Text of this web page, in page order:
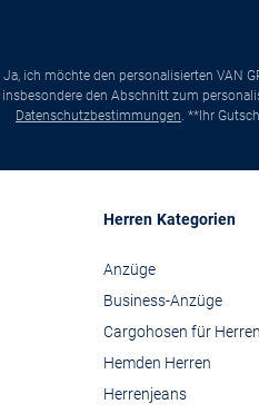
Ja, ich möchte den personalisierten VAN
insbesondere den Abschnitt zum
Datenschutzbestimmungen . **Ihr
Herren Kategorien
Anzüge
Business-Anzüge
Cargohosen für Herren
Hemden Herren
Herrenjeans